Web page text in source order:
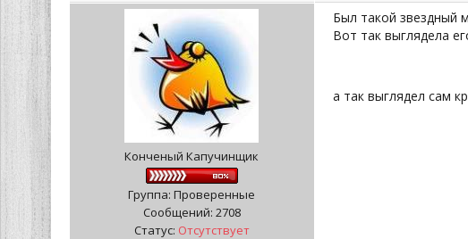
Конченый Капучинщик
Группа: Проверенные
Сообщений: 2708
Статус: Отсутствует
Был такой звездный
Вот так выглядела
а так выглядел сам